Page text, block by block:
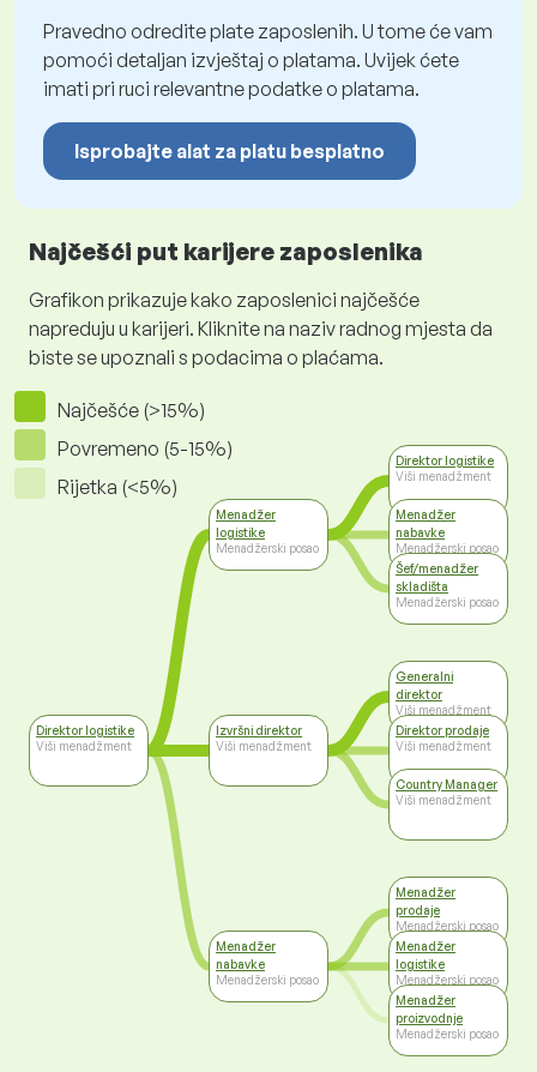
Pravedno odredite plate zaposlenih. U tome će vam
pomoći detaljan izvještaj o platama. Uvijek ćete
imati pri ruci relevantne podatke o platama.
Isprobajte alat za platu besplatno
Najčešći put karijere zaposlenika
Grafikon prikazuje kako zaposlenici najčešće
napreduju u karijeri. Kliknite na naziv radnog mjesta da
biste se upoznali s podacima o plaćama.
Najčešće (>15%)
Povremeno (5-15%)
Rijetka (<5%)
Direktor logistike
Viši menadžment
Menadžer
logistike
Menadžerski posao
Izvršni direktor
Viši menadžment
Menadžer
nabavke
Menadžerski posao
Direktor logistike
Viši menadžment
Menadžer
nabavke
Menadžerski posao
Šef/menadžer
skladišta
Menadžerski posao
Generalni
direktor
Viši menadžment
Direktor prodaje
Viši menadžment
Country Manager
Viši menadžment
Menadžer
prodaje
Menadžerski posao
Menadžer
logistike
Menadžerski posao
Menadžer
proizvodnje
Menadžerski posao